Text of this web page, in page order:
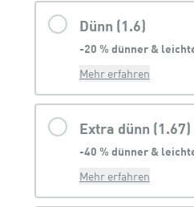
Dünn (1.6)
-20 % dünner &
Mehr erfahren
Extra dünn (1.67)
-40 % dünner &
Mehr erfahren